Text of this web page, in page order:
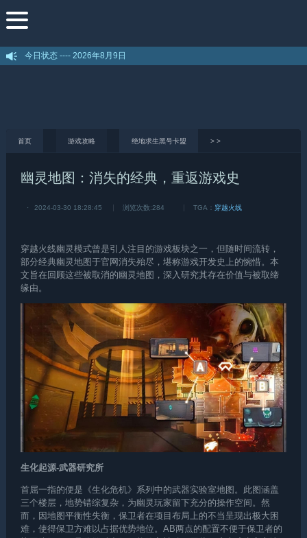
今日状态 ----2026年8月9日
首页 >
游戏攻略 >
绝地求生黑号卡盟
幽灵地图：消失的经典，重返游戏史
· 2024-03-30 18:28:45 浏览次数:284 TGA： 穿越火线
穿越火线幽灵模式曾是引人注目的游戏板块之一，但随时间流转，
部分经典幽灵地图于官网消失殆尽，堪称游戏开发史上的惋惜。本
文旨在回顾这些被取消的幽灵地图，深入研究其存在价值与被取缔
缘由。
生化起源-武器研究所
首屈一指的便是《生化危机》系列中的武器实验室地图。此图涵盖
三个楼层，地势错综复杂，为幽灵玩家留下充分的操作空间。然
而，因地图平衡性失衡，保卫者在项目布局上的不当呈现出极大困
难，使得保卫方难以占据优势地位。AB两点的配置不便于保卫者的